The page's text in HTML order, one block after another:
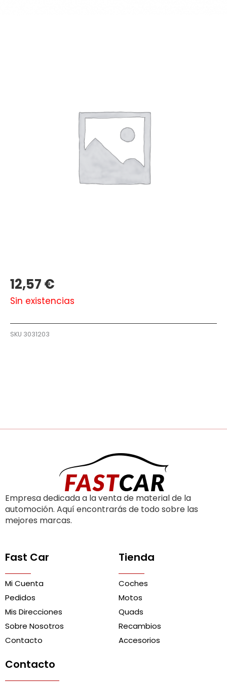
12,57€
Sin existencias
SKU 3031203
Empresa dedicada a la venta de material de la
automoción. Aquí encontrarás de todo sobre las
mejores marcas.
Fast Car
Mi Cuenta
Pedidos
Mis Direcciones
Sobre Nosotros
Contacto
Tienda
Coches
Motos
Quads
Recambios
Accesorios
Contacto